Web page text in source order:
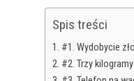
Spis treści
#1. Wydobycie
#2. Trzy